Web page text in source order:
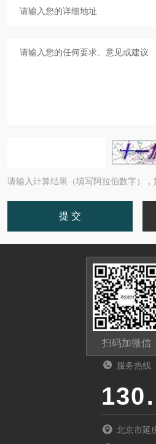
请输入计算结果（填写阿拉伯数字），
扫码加微信
服务热线
北京市延